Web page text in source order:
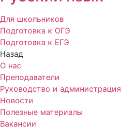
Для школьников
Подготовка к ОГЭ
Подготовка к ЕГЭ
Назад
О нас
Преподаватели
Руководство и администрация
Новости
Полезные материалы
Вакансии